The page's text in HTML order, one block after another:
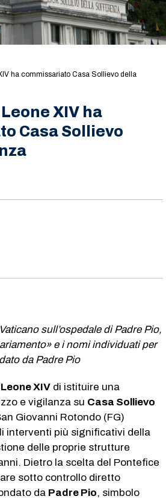
ha commissariato Casa Sollievo della
XIV ha
Casa Sollievo
sull’ospedale di Padre Pio,
e i nomi individuati per
da Padre Pio
XIV di istituire una
e vigilanza su Casa Sollievo
Giovanni Rotondo (FG)
interventi più significativi della
delle proprie strutture
Dietro la scelta del Pontefice
sotto controllo diretto
da Padre Pio, simbolo